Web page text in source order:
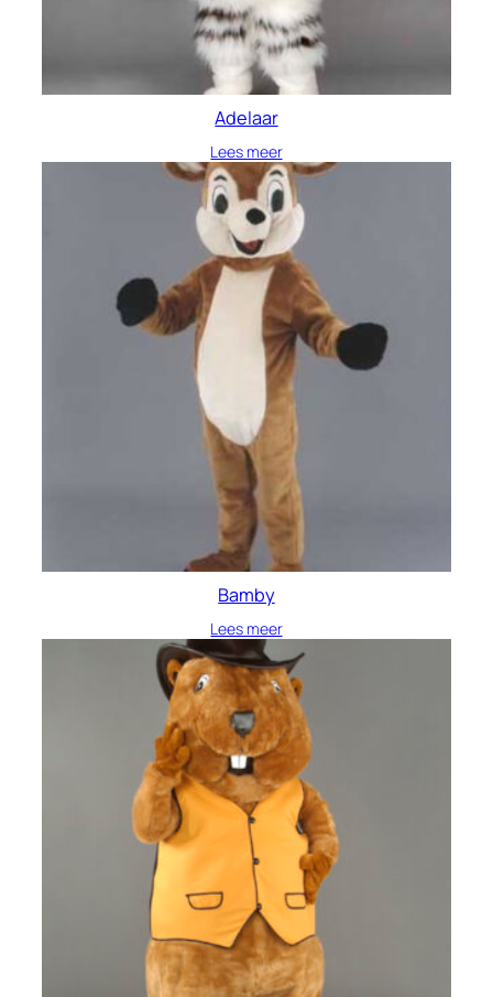
Adelaar
Lees meer
Bamby
Lees meer